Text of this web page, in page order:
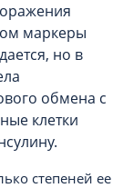
маркеры
но в
обмена с
клетки
степеней ее